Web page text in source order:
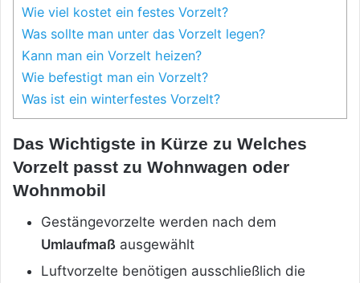
Wie viel kostet ein festes Vorzelt?
Was sollte man unter das Vorzelt legen?
Kann man ein Vorzelt heizen?
Wie befestigt man ein Vorzelt?
Was ist ein winterfestes Vorzelt?
Das Wichtigste in Kürze zu Welches
Vorzelt passt zu Wohnwagen oder
Wohnmobil
Gestängevorzelte werden nach dem
Umlaufmaß ausgewählt
Luftvorzelte benötigen ausschließlich die